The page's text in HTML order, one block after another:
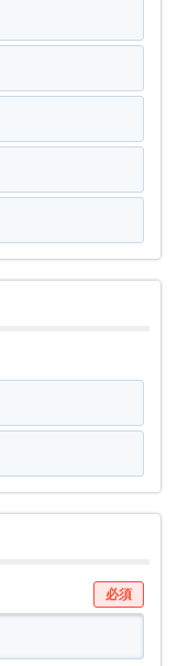
必須